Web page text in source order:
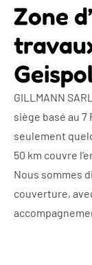
Zone
GILLMANN
siège basé au 7
seulement
50 km couvre
Nous sommes
couverture,